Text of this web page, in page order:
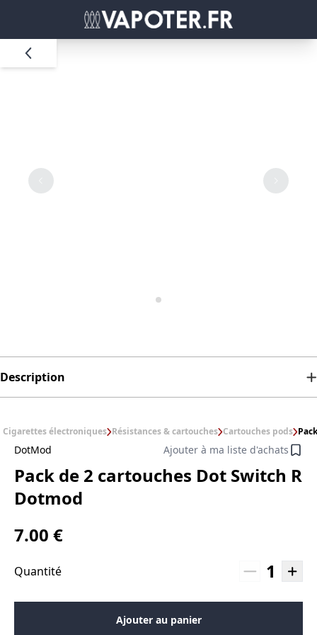
Description
Cigarettes électroniques Résistances & cartouches Cartouches pods
DotMod Ajouter à ma liste d'achats
Pack de 2 cartouches Dot Switch R
Dotmod
7.00 €
Quantité 1
Ajouter au panier